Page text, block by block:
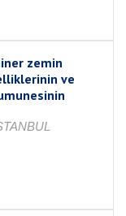
zemin
ve